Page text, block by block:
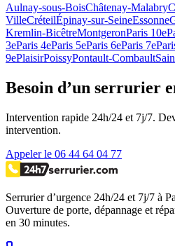
Aulnay-sous-BoisChâtenay-Malabry
VilleCréteilÉpinay-sur-SeineEssonne
Kremlin-BicêtreMontgeronParis 10e
3eParis 4eParis 5eParis 6eParis 7e
9ePlaisirPoissyPontault-Combault
Besoin d’un serrurier
Intervention rapide 24h/24 et 7j/7.
intervention.
Appeler le 06 44 64 04 77
Serrurier d’urgence 24h/24 et 7j/7 à
Ouverture de porte, dépannage et
en 30 minutes.